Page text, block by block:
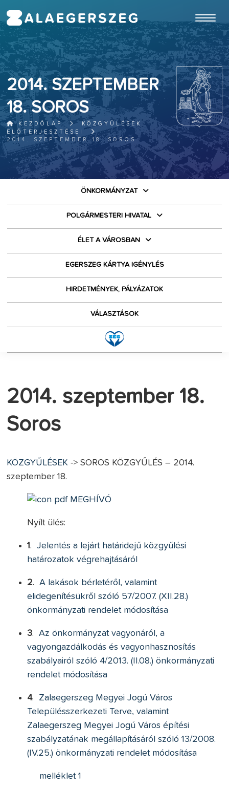
2014. SZEPTEMBER
18. SOROS
KEZDŐLAP
KÖZGYŰLÉSEK
ELŐTERJESZTÉSEI
2014. SZEPTEMBER 18. SOROS
ÖNKORMÁNYZAT
POLGÁRMESTERI HIVATAL
ÉLET A VÁROSBAN
EGERSZEG KÁRTYA IGÉNYLÉS
HIRDETMÉNYEK, PÁLYÁZATOK
VÁLASZTÁSOK
2014. szeptember 18.
Soros
KÖZGYŰLÉSEK -> SOROS KÖZGYŰLÉS – 2014.
szeptember 18.
MEGHÍVÓ
Nyílt ülés:
1.
Jelentés a lejárt határidejű közgyűlési
határozatok végrehajtásáról
2.
A lakások bérletéről, valamint
elidegenítésükről szóló 57/2007. (XII.28.)
önkormányzati rendelet módosítása
3.
Az önkormányzat vagyonáról, a
vagyongazdálkodás és vagyonhasznosítás
szabályairól szóló 4/2013. (II.08.) önkormányzati
rendelet módosítása
4.
Zalaegerszeg Megyei Jogú Város
Településszerkezeti Terve, valamint
Zalaegerszeg Megyei Jogú Város építési
szabályzatának megállapításáról szóló 13/2008.
(IV.25.) önkormányzati rendelet módosítása
melléklet 1